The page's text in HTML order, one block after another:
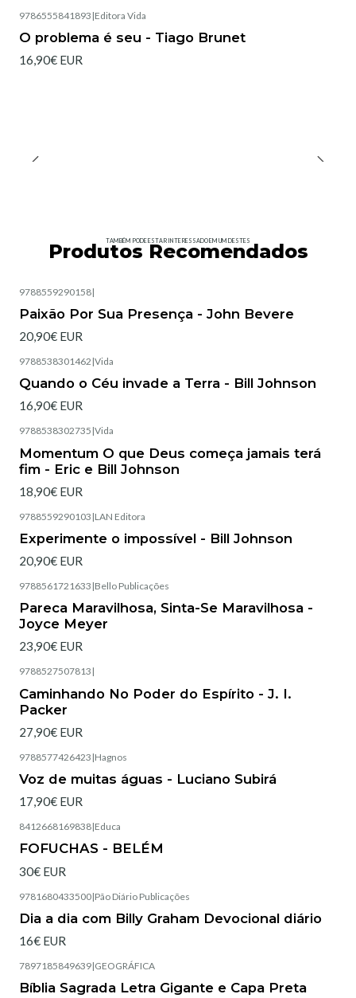
9786555841893 |Editora Vida
O problema é seu - Tiago Brunet
16,90€ EUR
TAMBÉM PODE ESTAR INTERESSADO EM UM DESTES
Produtos Recomendados
9788559290158|
Paixão Por Sua Presença - John Bevere
20,90€ EUR
9788538301462 |Vida
Quando o Céu invade a Terra - Bill Johnson
16,90€ EUR
9788538302735 |Vida
Momentum O que Deus começa jamais terá
fim - Eric e Bill Johnson
18,90€ EUR
9788559290103 |LAN Editora
Experimente o impossível - Bill Johnson
20,90€ EUR
9788561721633 |Bello Publicações
Pareca Maravilhosa, Sinta-Se Maravilhosa -
Joyce Meyer
23,90€ EUR
9788527507813 |
Caminhando No Poder do Espírito - J. I.
Packer
27,90€ EUR
9788577426423 |Hagnos
Voz de muitas águas - Luciano Subirá
17,90€ EUR
8412668169838|Educa
FOFUCHAS - BELÉM
30€ EUR
9781680433500|Pão Diário Publicações
Dia a dia com Billy Graham Devocional diário
16€ EUR
7897185849639|GEOGRÁFICA
Bíblia Sagrada Letra Gigante e Capa Preta